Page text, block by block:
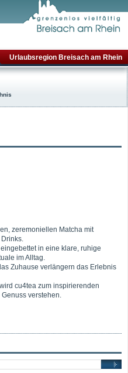
Urlaubsregion Breisach am Rhein
zeremoniellen Matcha mit
in eine klare, ruhige
im Alltag.
Zuhause verlängern das Erlebnis
cu4tea zum inspirierenden
verstehen.